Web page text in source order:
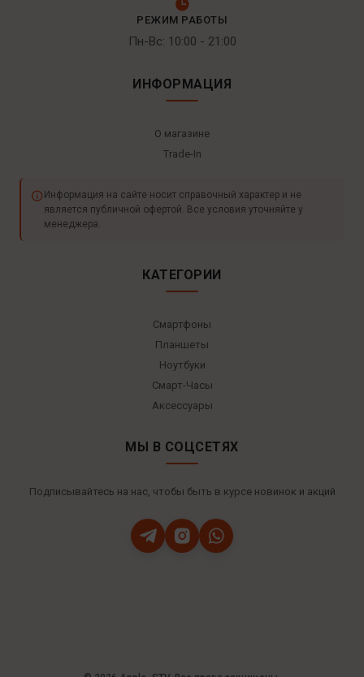
РЕЖИМ РАБОТЫ
Пн-Вс: 10:00 - 21:00
ИНФОРМАЦИЯ
О магазине
Trade-In
Информация на сайте носит справочный характер и не
является публичной офертой. Все условия уточняйте у
менеджера.
КАТЕГОРИИ
Смартфоны
Планшеты
Ноутбуки
Смарт-Часы
Аксессуары
МЫ В СОЦСЕТЯХ
Подписывайтесь на нас, чтобы быть в курсе новинок и акций